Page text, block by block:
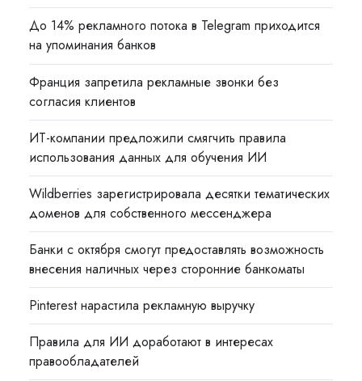
До 14% рекламного потока в Telegram приходится
на упоминания банков
Франция запретила рекламные звонки без
согласия клиентов
ИТ-компании предложили смягчить правила
использования данных для обучения ИИ
Wildberries зарегистрировала десятки тематических
доменов для собственного мессенджера
Банки с октября смогут предоставлять возможность
внесения наличных через сторонние банкоматы
Pinterest нарастила рекламную выручку
Правила для ИИ доработают в интересах
правообладателей